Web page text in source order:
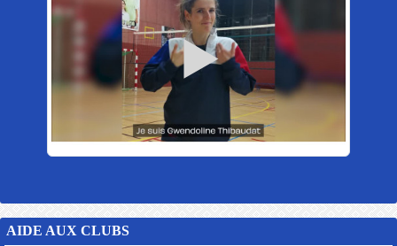
AIDE AUX CLUBS